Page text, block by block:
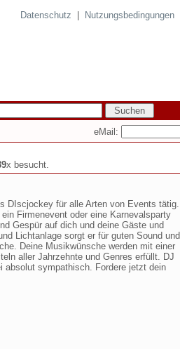
Datenschutz Nutzungsbedingungen
eMail:
x besucht.
DIscjockey für alle Arten von Events tätig.
Firmenevent oder eine Karnevalsparty
Gespür auf dich und deine Gäste und
Lichtanlage sorgt er für guten Sound und
Deine Musikwünsche werden mit einer
aller Jahrzehnte und Genres erfüllt. DJ
sympathisch. Fordere jetzt dein